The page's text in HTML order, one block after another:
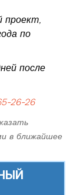
проект,
по
после
26-26
в ближайшее